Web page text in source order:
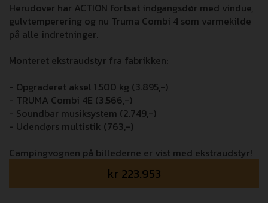
Herudover har ACTION fortsat indgangsdør med vindue,
gulvtemperering og nu Truma Combi 4 som varmekilde
på alle indretninger.
Monteret ekstraudstyr fra fabrikken:
- Opgraderet aksel 1.500 kg (3.895,-)
- TRUMA Combi 4E (3.566,-)
- Soundbar musiksystem (2.749,-)
- Udendørs multistik (763,-)
Campingvognen på billederne er vist med ekstraudstyr!
kr 223.953